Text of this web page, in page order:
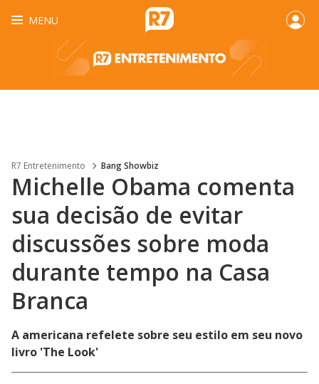
MENU
R7 Entretenimento Bang Showbiz
Michelle Obama comenta
sua decisão de evitar
discussões sobre moda
durante tempo na Casa
Branca
A americana refelete sobre seu estilo em seu novo
livro 'The Look'